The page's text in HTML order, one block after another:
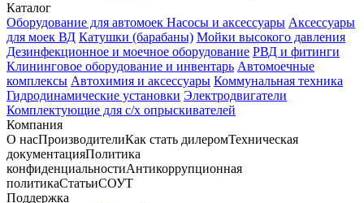
Каталог
Оборудование для автомоек Насосы и аксессуары Аксессуары
для моек ВД Катушки (барабаны) Мойки высокого давления
Дезинфекционное и моечное оборудование РВД и фитинги
Клининговое оборудование и инвентарь Автомоечные
комплексы Автохимия и аксессуары Коммунальная техника
Гидродинамические установки Электродвигатели
Комплектующие для с/х опрыскивателей
Компания
О насПроизводителиКак стать дилеромТехническая
документацияПолитика
конфиденциальностиАнтикоррупционная
политикаСтатьиСОУТ
Поддержка